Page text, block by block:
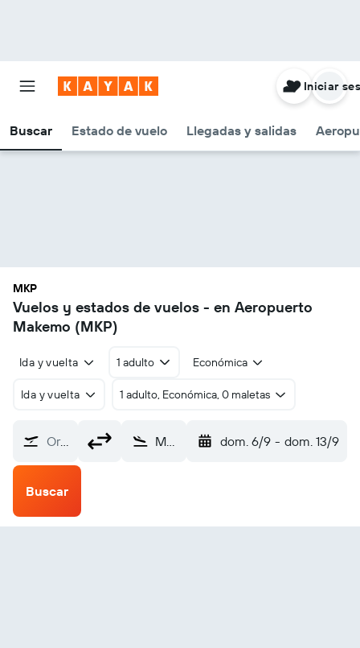
Buscar Estado de vuelo Llegadas y salidas
Iniciar
MKP
Vuelos y estados de vuelos - en Aeropuerto
Makemo (MKP)
Ida y vuelta 1 adulto Económica
Ida y vuelta 1 adulto, Económica, 0 maletas
Origen Makemo (MKP) dom. 6/9 - dom. 13/9
Buscar